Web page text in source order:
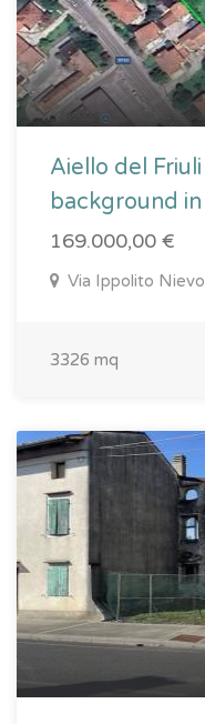
Aiello del
background
169.000,00 €
Via Ippolito
3326 mq